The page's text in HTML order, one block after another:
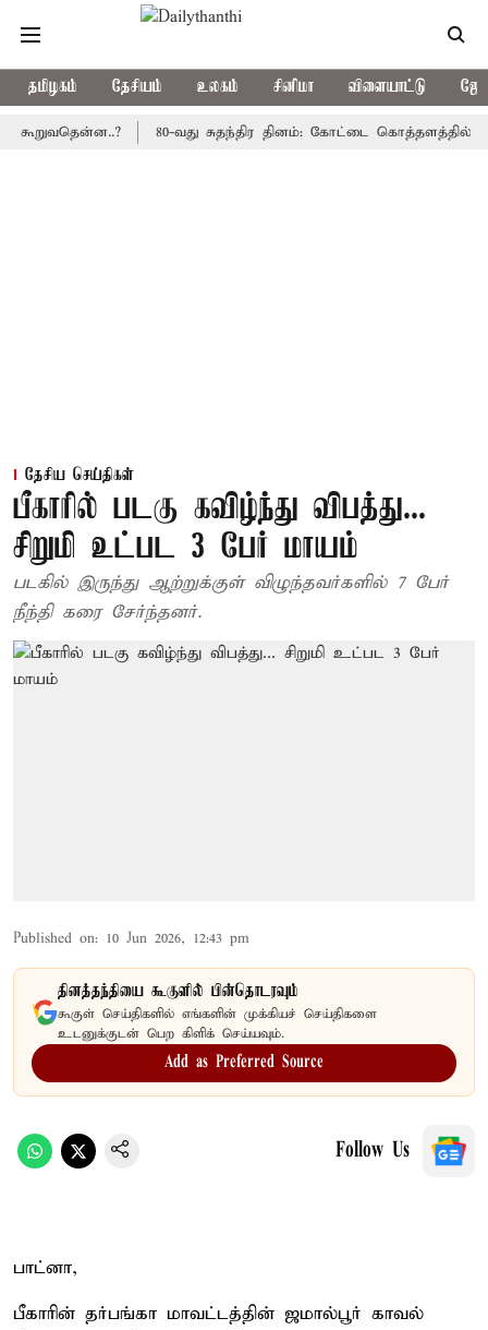
தமிழகம் தேசியம் உலகம் சினிமா விளையாட்டு
80-வது சுதந்திர தினம்: கோட்டை கொத்தளத்தில் முதல்
தேசிய செய்திகள்
பீகாரில் படகு கவிழ்ந்து விபத்து...
சிறுமி உட்பட 3 பேர் மாயம்
படகில் இருந்து ஆற்றுக்குள் விழுந்தவர்களில் 7 பேர்
நீந்தி கரை சேர்ந்தனர்.
Published on: 10 Jun 2026, 12:43 pm
தினத்தந்தியை கூகுளில் பின்தொடரவும்
கூகுள் செய்திகளில் எங்களின் முக்கியச் செய்திகளை
உடனுக்குடன் பெற கிளிக் செய்யவும்.
Add as Preferred Source
Follow Us
பாட்னா,
பீகாரின் தர்பங்கா மாவட்டத்தின் ஜமால்பூர் காவல்